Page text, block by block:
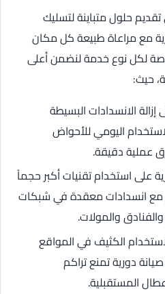
حلول متباينة لتسليك
مع مراعاة طبيعة كل مكان
لكل نوع خدمة لنضمن أعلى
حيث:
الانسدادات البسيطة
اليومي للأحواض
عملية دقيقة.
على استخدام تقنيات أكبر حجماً
مع انسدادات معقدة في شبكات
والمولات.
الكثيف في المواقع
دورية تمنع تراكم
المستقبلية.